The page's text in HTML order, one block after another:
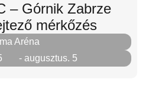
– Górnik Zabrze
mérkőzés
Aréna
- augusztus. 5